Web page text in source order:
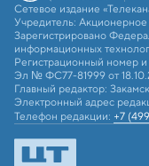
Сетевое издание
Учредитель:
Зарегистрировано
информационных
Регистрационный номер
Эл № ФС77-81999 от
Главный редактор:
Электронный адрес
Телефон редакции: +7